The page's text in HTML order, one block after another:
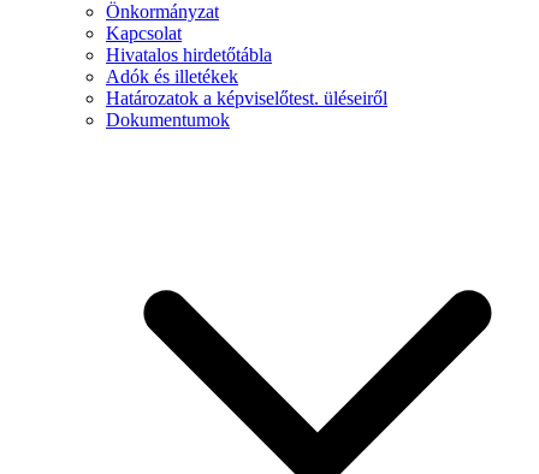
Önkormányzat
Kapcsolat
Hivatalos hirdetőtábla
Adók és illetékek
Határozatok a képviselőtest. üléseiről
Dokumentumok